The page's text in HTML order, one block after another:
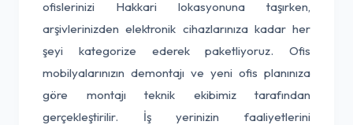
ofislerinizi Hakkari lokasyonuna taşırken,
arşivlerinizden elektronik cihazlarınıza kadar her
şeyi kategorize ederek paketliyoruz. Ofis
mobilyalarınızın demontajı ve yeni ofis planınıza
göre montajı teknik ekibimiz tarafından
gerçekleştirilir. İş yerinizin faaliyetlerini